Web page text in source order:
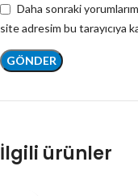
Daha sonraki
site adresim bu tarayıcıya
İlgili ürünler